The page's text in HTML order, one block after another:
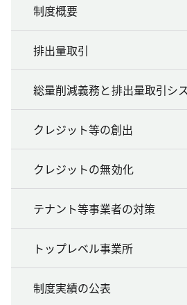
制度概要
排出量取引
総量削減義務と排出量取引シ
クレジット等の創出
クレジットの無効化
テナント等事業者の対策
トップレベル事業所
制度実績の公表